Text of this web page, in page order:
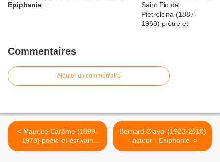
Epiphanie
Commentaires
Ajouter un commentaire
< Maurice Carême (1899-
1978) poète et écrivain
belge - "Décembre, avec
Bernard Clavel (1923-2010)
- auteur - Epiphanie >